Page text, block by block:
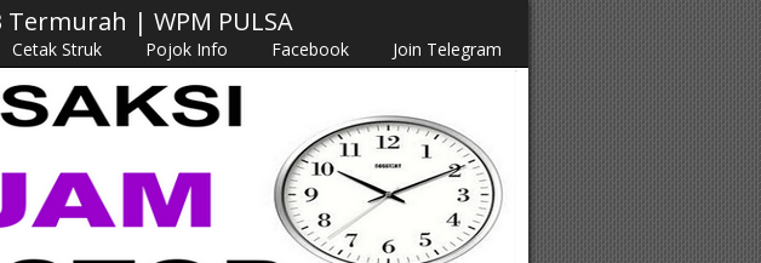
Termurah | WPM PULSA
Cetak Struk Pojok Info Facebook Join Telegram